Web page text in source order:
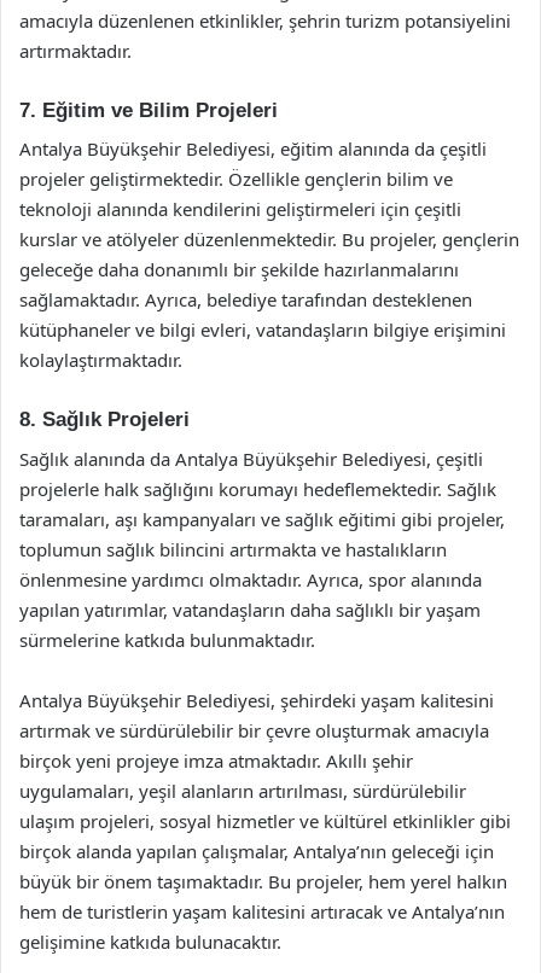
amacıyla düzenlenen etkinlikler, şehrin turizm potansiyelini
artırmaktadır.
7. Eğitim ve Bilim Projeleri
Antalya Büyükşehir Belediyesi, eğitim alanında da çeşitli
projeler geliştirmektedir. Özellikle gençlerin bilim ve
teknoloji alanında kendilerini geliştirmeleri için çeşitli
kurslar ve atölyeler düzenlenmektedir. Bu projeler, gençlerin
geleceğe daha donanımlı bir şekilde hazırlanmalarını
sağlamaktadır. Ayrıca, belediye tarafından desteklenen
kütüphaneler ve bilgi evleri, vatandaşların bilgiye erişimini
kolaylaştırmaktadır.
8. Sağlık Projeleri
Sağlık alanında da Antalya Büyükşehir Belediyesi, çeşitli
projelerle halk sağlığını korumayı hedeflemektedir. Sağlık
taramaları, aşı kampanyaları ve sağlık eğitimi gibi projeler,
toplumun sağlık bilincini artırmakta ve hastalıkların
önlenmesine yardımcı olmaktadır. Ayrıca, spor alanında
yapılan yatırımlar, vatandaşların daha sağlıklı bir yaşam
sürmelerine katkıda bulunmaktadır.
Antalya Büyükşehir Belediyesi, şehirdeki yaşam kalitesini
artırmak ve sürdürülebilir bir çevre oluşturmak amacıyla
birçok yeni projeye imza atmaktadır. Akıllı şehir
uygulamaları, yeşil alanların artırılması, sürdürülebilir
ulaşım projeleri, sosyal hizmetler ve kültürel etkinlikler gibi
birçok alanda yapılan çalışmalar, Antalya’nın geleceği için
büyük bir önem taşımaktadır. Bu projeler, hem yerel halkın
hem de turistlerin yaşam kalitesini artıracak ve Antalya’nın
gelişimine katkıda bulunacaktır.